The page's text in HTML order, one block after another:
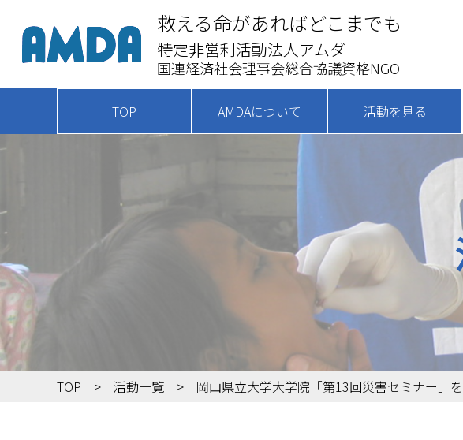
救える命があればどこまでも
特定非営利活動法人アムダ
国連経済社会理事会総合協議資格NGO
TOP AMDAについて 活動を見る
TOP 活動一覧 岡山県立大学大学院「第13回災害セミナー」